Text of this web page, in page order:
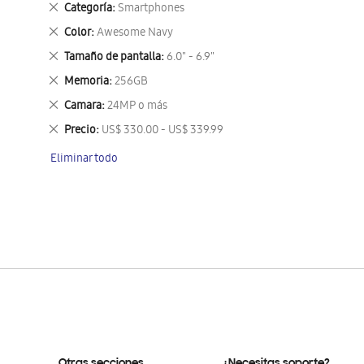
Categoría Smartphones
Eliminar
este
artículo
Color Awesome Navy
Eliminar
este
artículo
Tamaño de pantalla 6.0" - 6.9"
Eliminar
este
artículo
Memoria 256GB
Eliminar
este
artículo
Camara 24MP o más
Eliminar
este
artículo
Precio US$ 330.00 - US$ 339.99
Eliminar
artículo
Eliminar todo